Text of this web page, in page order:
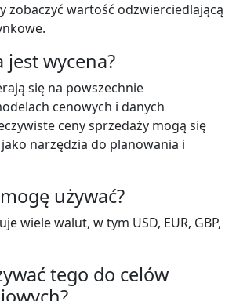
zobaczyć wartość odzwierciedlającą
jest wycena?
się na powszechnie
cenowych i danych
ceny sprzedaży mogą się
narzędzia do planowania i
używać?
wiele walut, w tym USD, EUR, GBP,
tego do celów